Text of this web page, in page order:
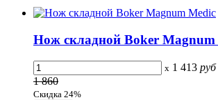
Нож складной Boker Magnum
x 1 413 руб
1 860
Скидка 24%